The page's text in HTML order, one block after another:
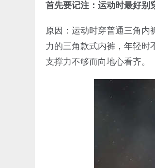
首先要记注：运动时最好别
原因：运动时穿普通三角
力的三角款式内裤，年轻时
支撑力不够而向地心看齐。